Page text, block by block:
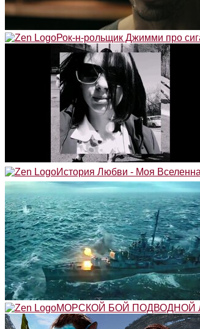
Рок-н-рольщик Джимми про
История Любви - Моя
МОРСКОЙ БОЙ ПОДВОДНОЙ